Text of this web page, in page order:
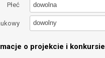
Płeć dowolna
dowolny
o projekcie i konkursie